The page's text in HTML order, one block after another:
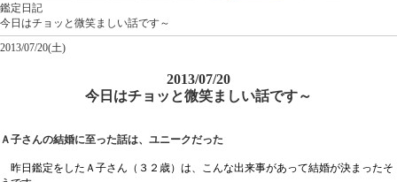
鑑定日記
今日はチョッと微笑ましい話です～
2013/07/20(土)
2013/07/20
今日はチョッと微笑ましい話です～
Ａ子さんの結婚に至った話は、ユニークだった
昨日鑑定をしたＡ子さん（３２歳）は、こんな出来事があって結婚が決まったそ